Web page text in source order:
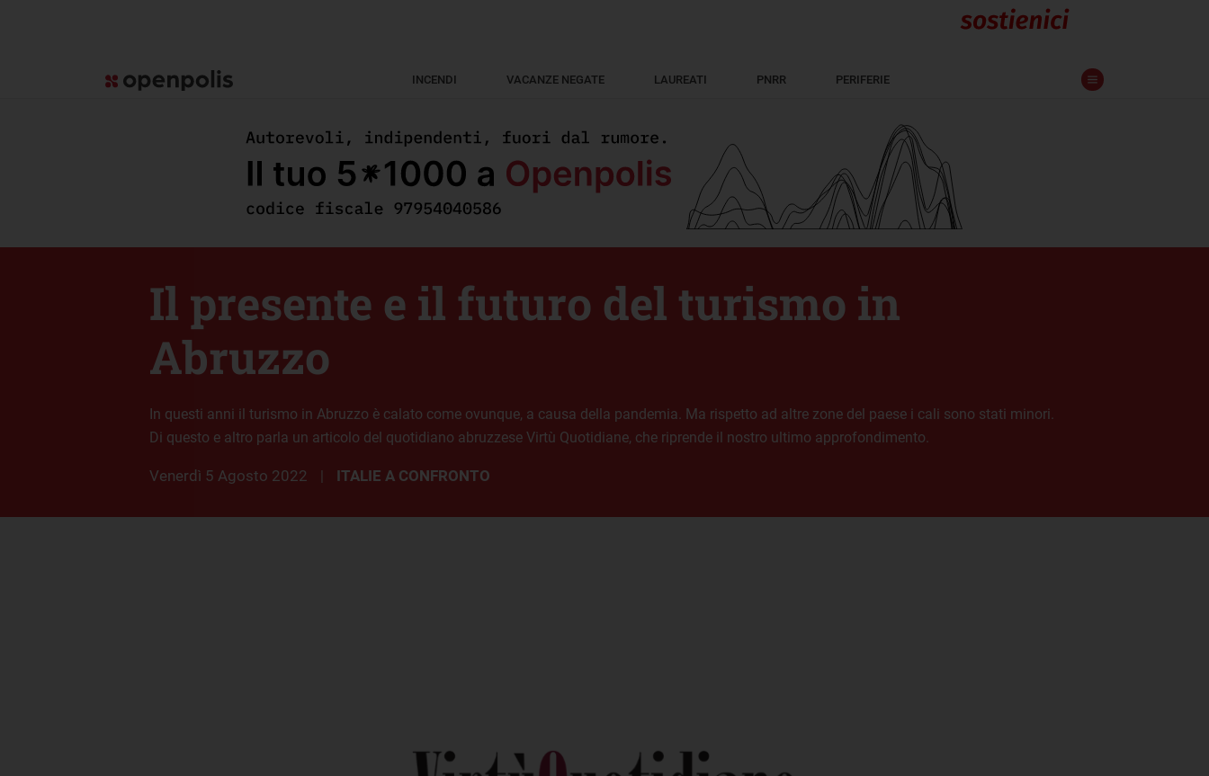
INCENDI VACANZE NEGATE LAUREATI PNRR PERIFERIE
Il presente e il futuro del turismo in
Abruzzo
In questi anni il turismo in Abruzzo è calato come ovunque, a causa della pandemia. Ma rispetto ad altre zone del paese i cali sono stati minori.
Di questo e altro parla un articolo del quotidiano abruzzese Virtù Quotidiane, che riprende il nostro ultimo approfondimento.
venerdì 5 Agosto 2022 | ITALIE A CONFRONTO